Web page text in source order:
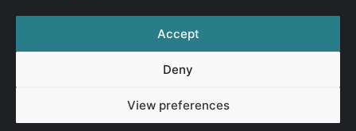
Accept
Deny
View preferences
| Terms of use | Privacy Policy